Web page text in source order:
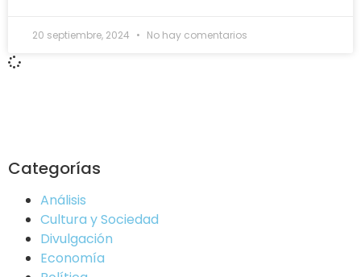
20 septiembre, 2024 No hay comentarios
Categorías
Análisis
Cultura y Sociedad
Divulgación
Economía